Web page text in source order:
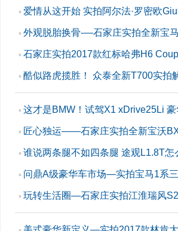
▪ 爱情从这开始 实拍阿尔法·罗密欧
▪ 外观脱胎换骨-—石家庄实拍全新宝
▪ 石家庄实拍2017款红标哈弗H6
▪ 酷似路虎揽胜！ 众泰全新T700实拍
▪ 这才是BMW！试驾X1 xDrive25Li 豪
▪ 匠心独运——石家庄实拍全新宝沃
▪ 谁说两条腿不如四条腿 途观L1.8T怎
▪ 问鼎A级豪华车市场—实拍宝马1系
▪ 玩转生活圈—石家庄实拍江淮瑞风